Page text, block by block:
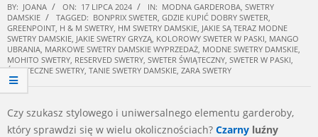
BY: JOANA ON: 17 LIPCA 2024 IN: MODNA GARDEROBA SWETRY
DAMSKIE
TAGGED: BONPRIX SWETER GDZIE KUPIĆ DOBRY SWETER
GREENPOINT H & M SWETRY HM SWETRY DAMSKIE JAKIE SĄ TERAZ MODNE
SWETRY DAMSKIE JAKIE SWETRY GRYZĄ KOLOROWY SWETER W PASKI MANGO
UBRANIA MARKOWE SWETRY DAMSKIE WYPRZEDAŻ MODNE SWETRY DAMSKIE
MOHITO SWETRY RESERVED SWETRY SWETER ŚWIĄTECZNY SWETER W PASKI
ŚWIĄTECZNE SWETRY TANIE SWETRY DAMSKIE ZARA SWETRY
Czy szukasz stylowego i uniwersalnego elementu garderoby,
który sprawdzi się w wielu okolicznościach? Czarny luźny